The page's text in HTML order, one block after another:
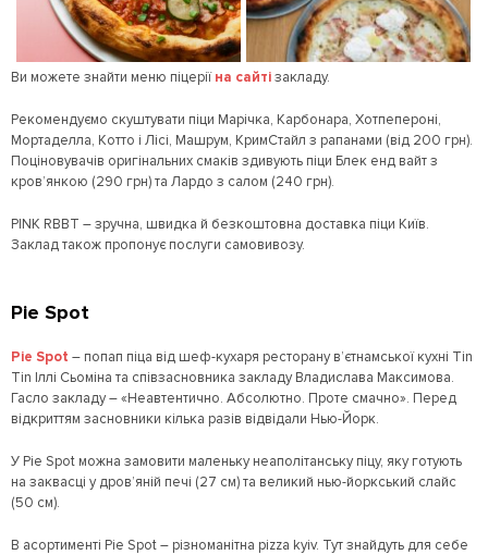
Ви можете знайти меню піцеріїна сайтізакладу.
Рекомендуємо скуштувати піци Марічка, Карбонара, Хотпепероні,
Мортаделла, Котто і Лісі, Машрум, КримСтайл з рапанами (від 200 грн).
Поціновувачів оригінальних смаків здивують піци Блек енд вайт з
кров’янкою (290 грн) та Лардо з салом (240 грн).
PINK RBBT – зручна, швидка й безкоштовна доставка піци Київ.
Заклад також пропонує послуги самовивозу.
Pie Spot
Pie Spot – попап піца від шеф-кухаря ресторану в’єтнамської кухні Tin
Tin Іллі Сьоміна та співзасновника закладу Владислава Максимова.
Гасло закладу – «Неавтентично. Абсолютно. Проте смачно». Перед
відкриттям засновники кілька разів відвідали Нью-Йорк.
У Pie Spot можна замовити маленьку неаполітанську піцу, яку готують
на заквасці у дров’яній печі (27 см) та великий нью-йоркський слайс
(50 см).
В асортименті Pie Spot – різноманітна pizza kyiv. Тут знайдуть для себе